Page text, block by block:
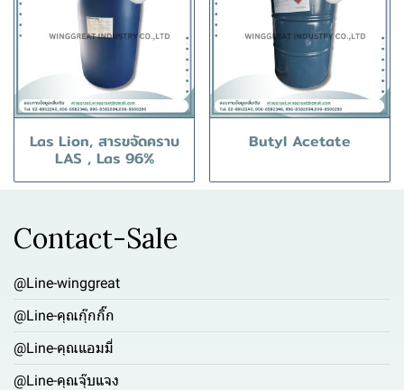
Las Lion, สารขจัดคราบ
LAS , Las 96%
Butyl Acetate
Contact-Sale
@Line-winggreat
@Line-คุณกุ๊กกิ๊ก
@Line-คุณแอมมี่
@Line-คุณจุ๊บแจง